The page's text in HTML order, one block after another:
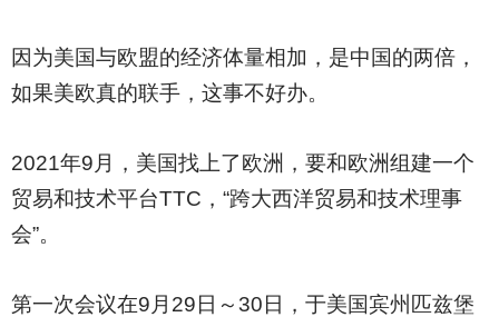
因为美国与欧盟的经济体量相加，是中国的两倍，
如果美欧真的联手，这事不好办。
2021年9月，美国找上了欧洲，要和欧洲组建一个
贸易和技术平台TTC，“跨大西洋贸易和技术理事
会”。
第一次会议在9月29日～30日，于美国宾州匹兹堡